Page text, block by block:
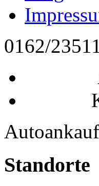
0162/
Autoankauf
Standorte